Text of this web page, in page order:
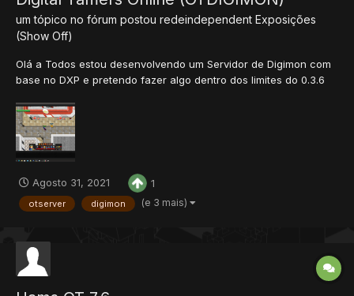
um tópico no fórum postou redeindependent Exposições
(Show Off)
Olá a Todos estou desenvolvendo um Servidor de Digimon com
base no DXP e pretendo fazer algo dentro dos limites do 0.3.6
seu servidor e não pretendo lucrar vendendo servidor apenas
ter meu ot e fomentar a diversidade de ot server para quem...
Agosto 31, 2021 1
otserver digimon (e 3 mais)